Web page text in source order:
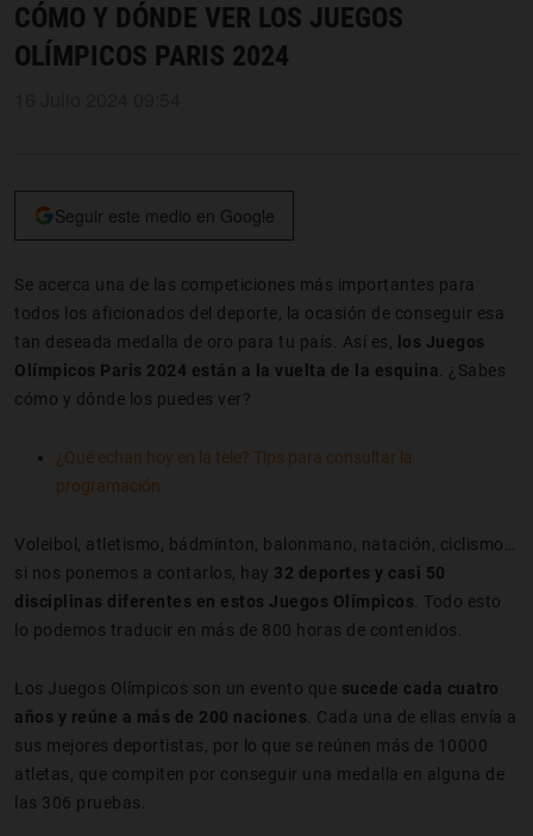
CÓMO Y DÓNDE VER LOS JUEGOS
OLÍMPICOS PARIS 2024
Seguir este medio en Google
Se acerca una de las competiciones más importantes para
todos los aficionados del deporte, la ocasión de conseguir esa
tan deseada medalla de oro para tu país. Así es,
los Juegos
Olímpicos Paris 2024 están a la vuelta de la esquina. ¿Sabes
cómo y dónde los puedes ver?
¿Qué echan hoy en la tele? Tips para consultar la
programación
Voleibol, atletismo, bádminton, balonmano, natación, ciclismo…
si nos ponemos a contarlos, hay 32 deportes y casi 50
disciplinas diferentes en estos Juegos Olímpicos. Todo esto
lo podemos traducir en más de 800 horas de contenidos.
Los Juegos Olímpicos son un evento que sucede cada cuatro
años y reúne a más de 200 naciones. Cada una de ellas envía a
sus mejores deportistas, por lo que se reúnen más de 10000
atletas, que compiten por conseguir una medalla en alguna de
las 306 pruebas.